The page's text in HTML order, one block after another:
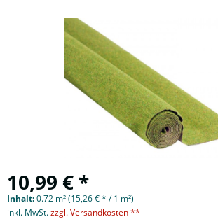
10,99 € *
Inhalt:0.72 m² (15,26 € * / 1 m²)
inkl. MwSt.zzgl. Versandkosten **